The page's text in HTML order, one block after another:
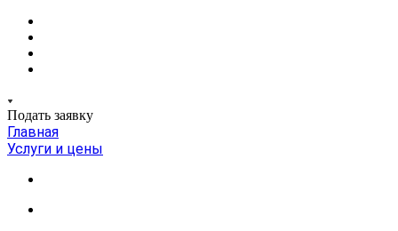
Подать заявку
Главная
Услуги и цены